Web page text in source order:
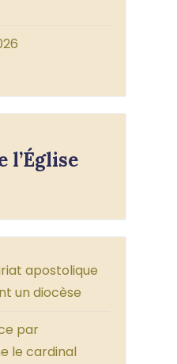
l’Église
apostolique
un diocèse
par
le cardinal